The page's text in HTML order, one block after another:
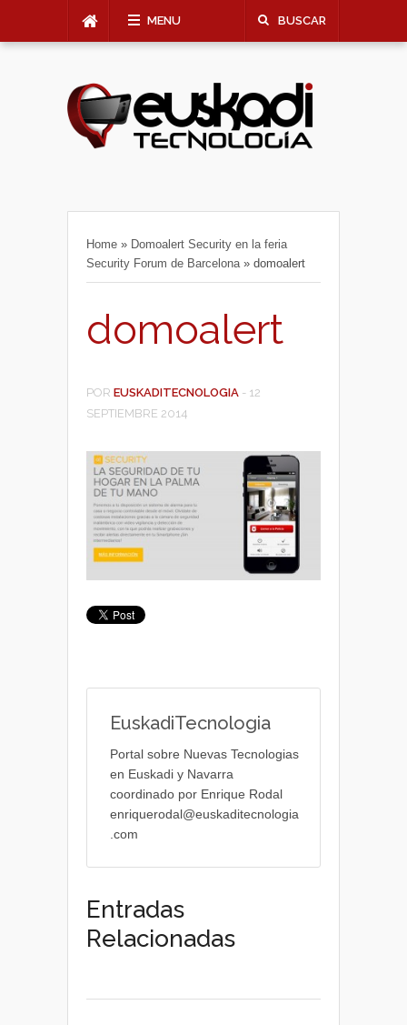
MENU BUSCAR
Home » Domoalert Security en la feria
Security Forum de Barcelona » domoalert
domoalert
POR EUSKADITECNOLOGIA - 12
SEPTIEMBRE 2014
EuskadiTecnologia
Portal sobre Nuevas Tecnologias
en Euskadi y Navarra
coordinado por Enrique Rodal
enriquerodal@euskaditecnologia
.com
Entradas
Relacionadas